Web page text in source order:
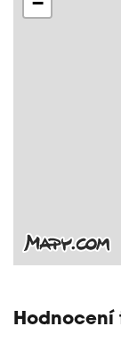
Hodnocení